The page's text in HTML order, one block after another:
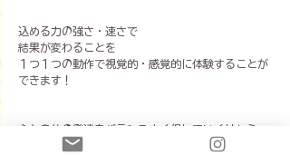
込める力の強さ・速さで
結果が変わることを
１つ１つの動作で視覚的・感覚的に体験することが
できます！
心と身体の発達をバランスよく促していくリトミッ